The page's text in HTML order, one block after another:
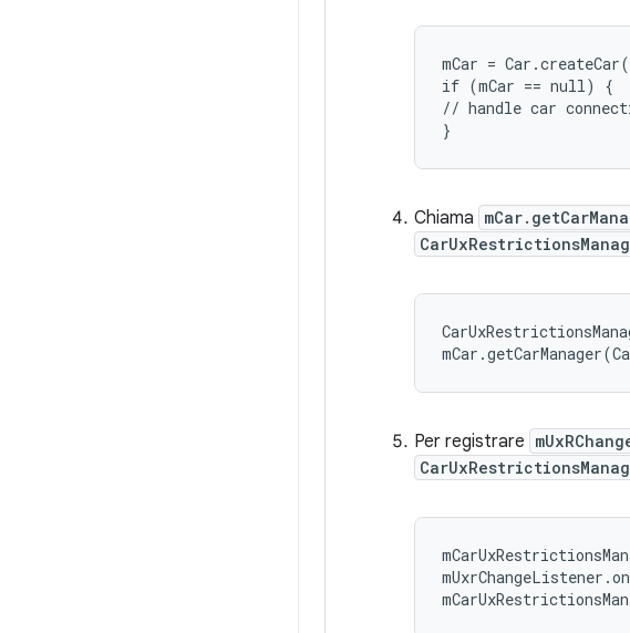
mCar =
if (mCar == null) {
// handle car
}
Chiama
Per registrare
mUxrChangeListener .